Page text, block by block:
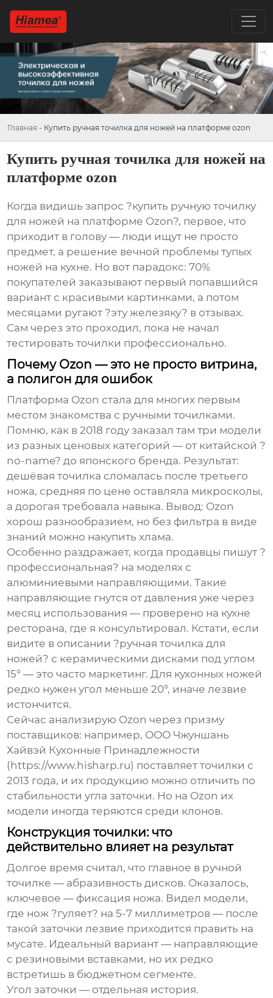
Главная - Купить ручная точилка для ножей на платформе ozon
Купить ручная точилка для ножей на
платформе ozon
Когда видишь запрос ?купить ручную точилку
для ножей на платформе Ozon?, первое, что
приходит в голову — люди ищут не просто
предмет, а решение вечной проблемы тупых
ножей на кухне. Но вот парадокс: 70%
покупателей заказывают первый попавшийся
вариант с красивыми картинками, а потом
месяцами ругают ?эту железяку? в отзывах.
Сам через это проходил, пока не начал
тестировать точилки профессионально.
Почему Ozon — это не просто витрина,
а полигон для ошибок
Платформа Ozon стала для многих первым
местом знакомства с ручными точилками.
Помню, как в 2018 году заказал там три модели
из разных ценовых категорий — от китайской ?
no-name? до японского бренда. Результат:
дешёвая точилка сломалась после третьего
ножа, средняя по цене оставляла микросколы,
а дорогая требовала навыка. Вывод: Ozon
хорош разнообразием, но без фильтра в виде
знаний можно накупить хлама.
Особенно раздражает, когда продавцы пишут ?
профессиональная? на моделях с
алюминиевыми направляющими. Такие
направляющие гнутся от давления уже через
месяц использования — проверено на кухне
ресторана, где я консультировал. Кстати, если
видите в описании ?ручная точилка для
ножей? с керамическими дисками под углом
15° — это часто маркетинг. Для кухонных ножей
редко нужен угол меньше 20°, иначе лезвие
истончится.
Сейчас анализирую Ozon через призму
поставщиков: например, ООО Чжуншань
Хайвэй Кухонные Принадлежности
( https://www.hisharp.ru) поставляет точилки с
2013 года, и их продукцию можно отличить по
стабильности угла заточки. Но на Ozon их
модели иногда теряются среди клонов.
Конструкция точилки: что
действительно влияет на результат
Долгое время считал, что главное в ручной
точилке — абразивность дисков. Оказалось,
ключевое — фиксация ножа. Видел модели,
где нож ?гуляет? на 5-7 миллиметров — после
такой заточки лезвие приходится править на
мусате. Идеальный вариант — направляющие
с резиновыми вставками, но их редко
встретишь в бюджетном сегменте.
Угол заточки — отдельная история.